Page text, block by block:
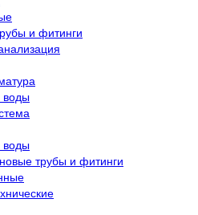
и фитинги
воды
воды
трубы и фитинги